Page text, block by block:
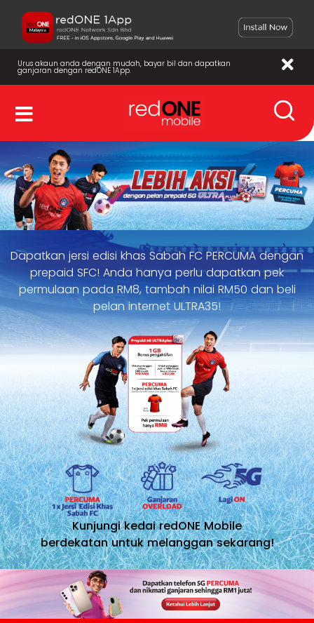
Urus akaun anda dengan mudah, bayar bil dan dapatkan
ganjaran dengan redONE 1App.
Dapatkan jersi edisi khas Sabah FC PERCUMA dengan
prepaid SFC! Anda hanya perlu dapatkan pek
permulaan pada RM8, tambah nilai RM50 dan beli
pelan internet ULTRA35!
Kunjungi kedai redONE Mobile
berdekatan untuk melanggan sekarang!